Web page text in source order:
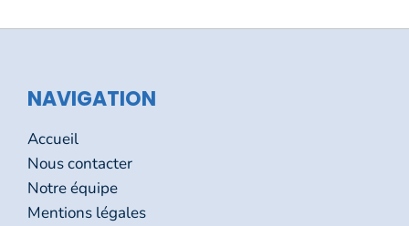
NAVIGATION
Accueil
Nous contacter
Notre équipe
Mentions légales